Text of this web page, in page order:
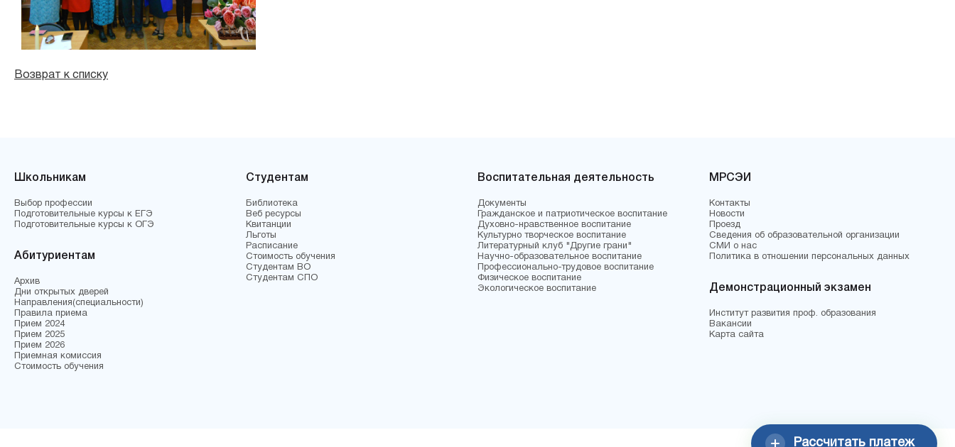
Рассчитать платеж
Возврат к списку
Школьникам
Выбор профессии
Подготовительные курсы к ЕГЭ
Подготовительные курсы к ОГЭ
Абитуриентам
Архив
Дни открытых дверей
Направления(специальности)
Правила приема
Прием 2024
Прием 2025
Прием 2026
Приемная комиссия
Стоимость обучения
Студентам
Библиотека
Веб ресурсы
Квитанции
Льготы
Расписание
Стоимость обучения
Студентам ВО
Студентам СПО
Воспитательная деятельность
Документы
Гражданское и патриотическое воспитание
Духовно-нравственное воспитание
Культурно творческое воспитание
Литературный клуб "Другие грани"
Научно-образовательное воспитание
Профессионально-трудовое воспитание
Физическое воспитание
Экологическое воспитание
МРСЭИ
Контакты
Новости
Проезд
Сведения об образовательной организации
СМИ о нас
Политика в отношении персональных данных
Демонстрационный экзамен
Институт развития проф. образования
Вакансии
Карта сайта